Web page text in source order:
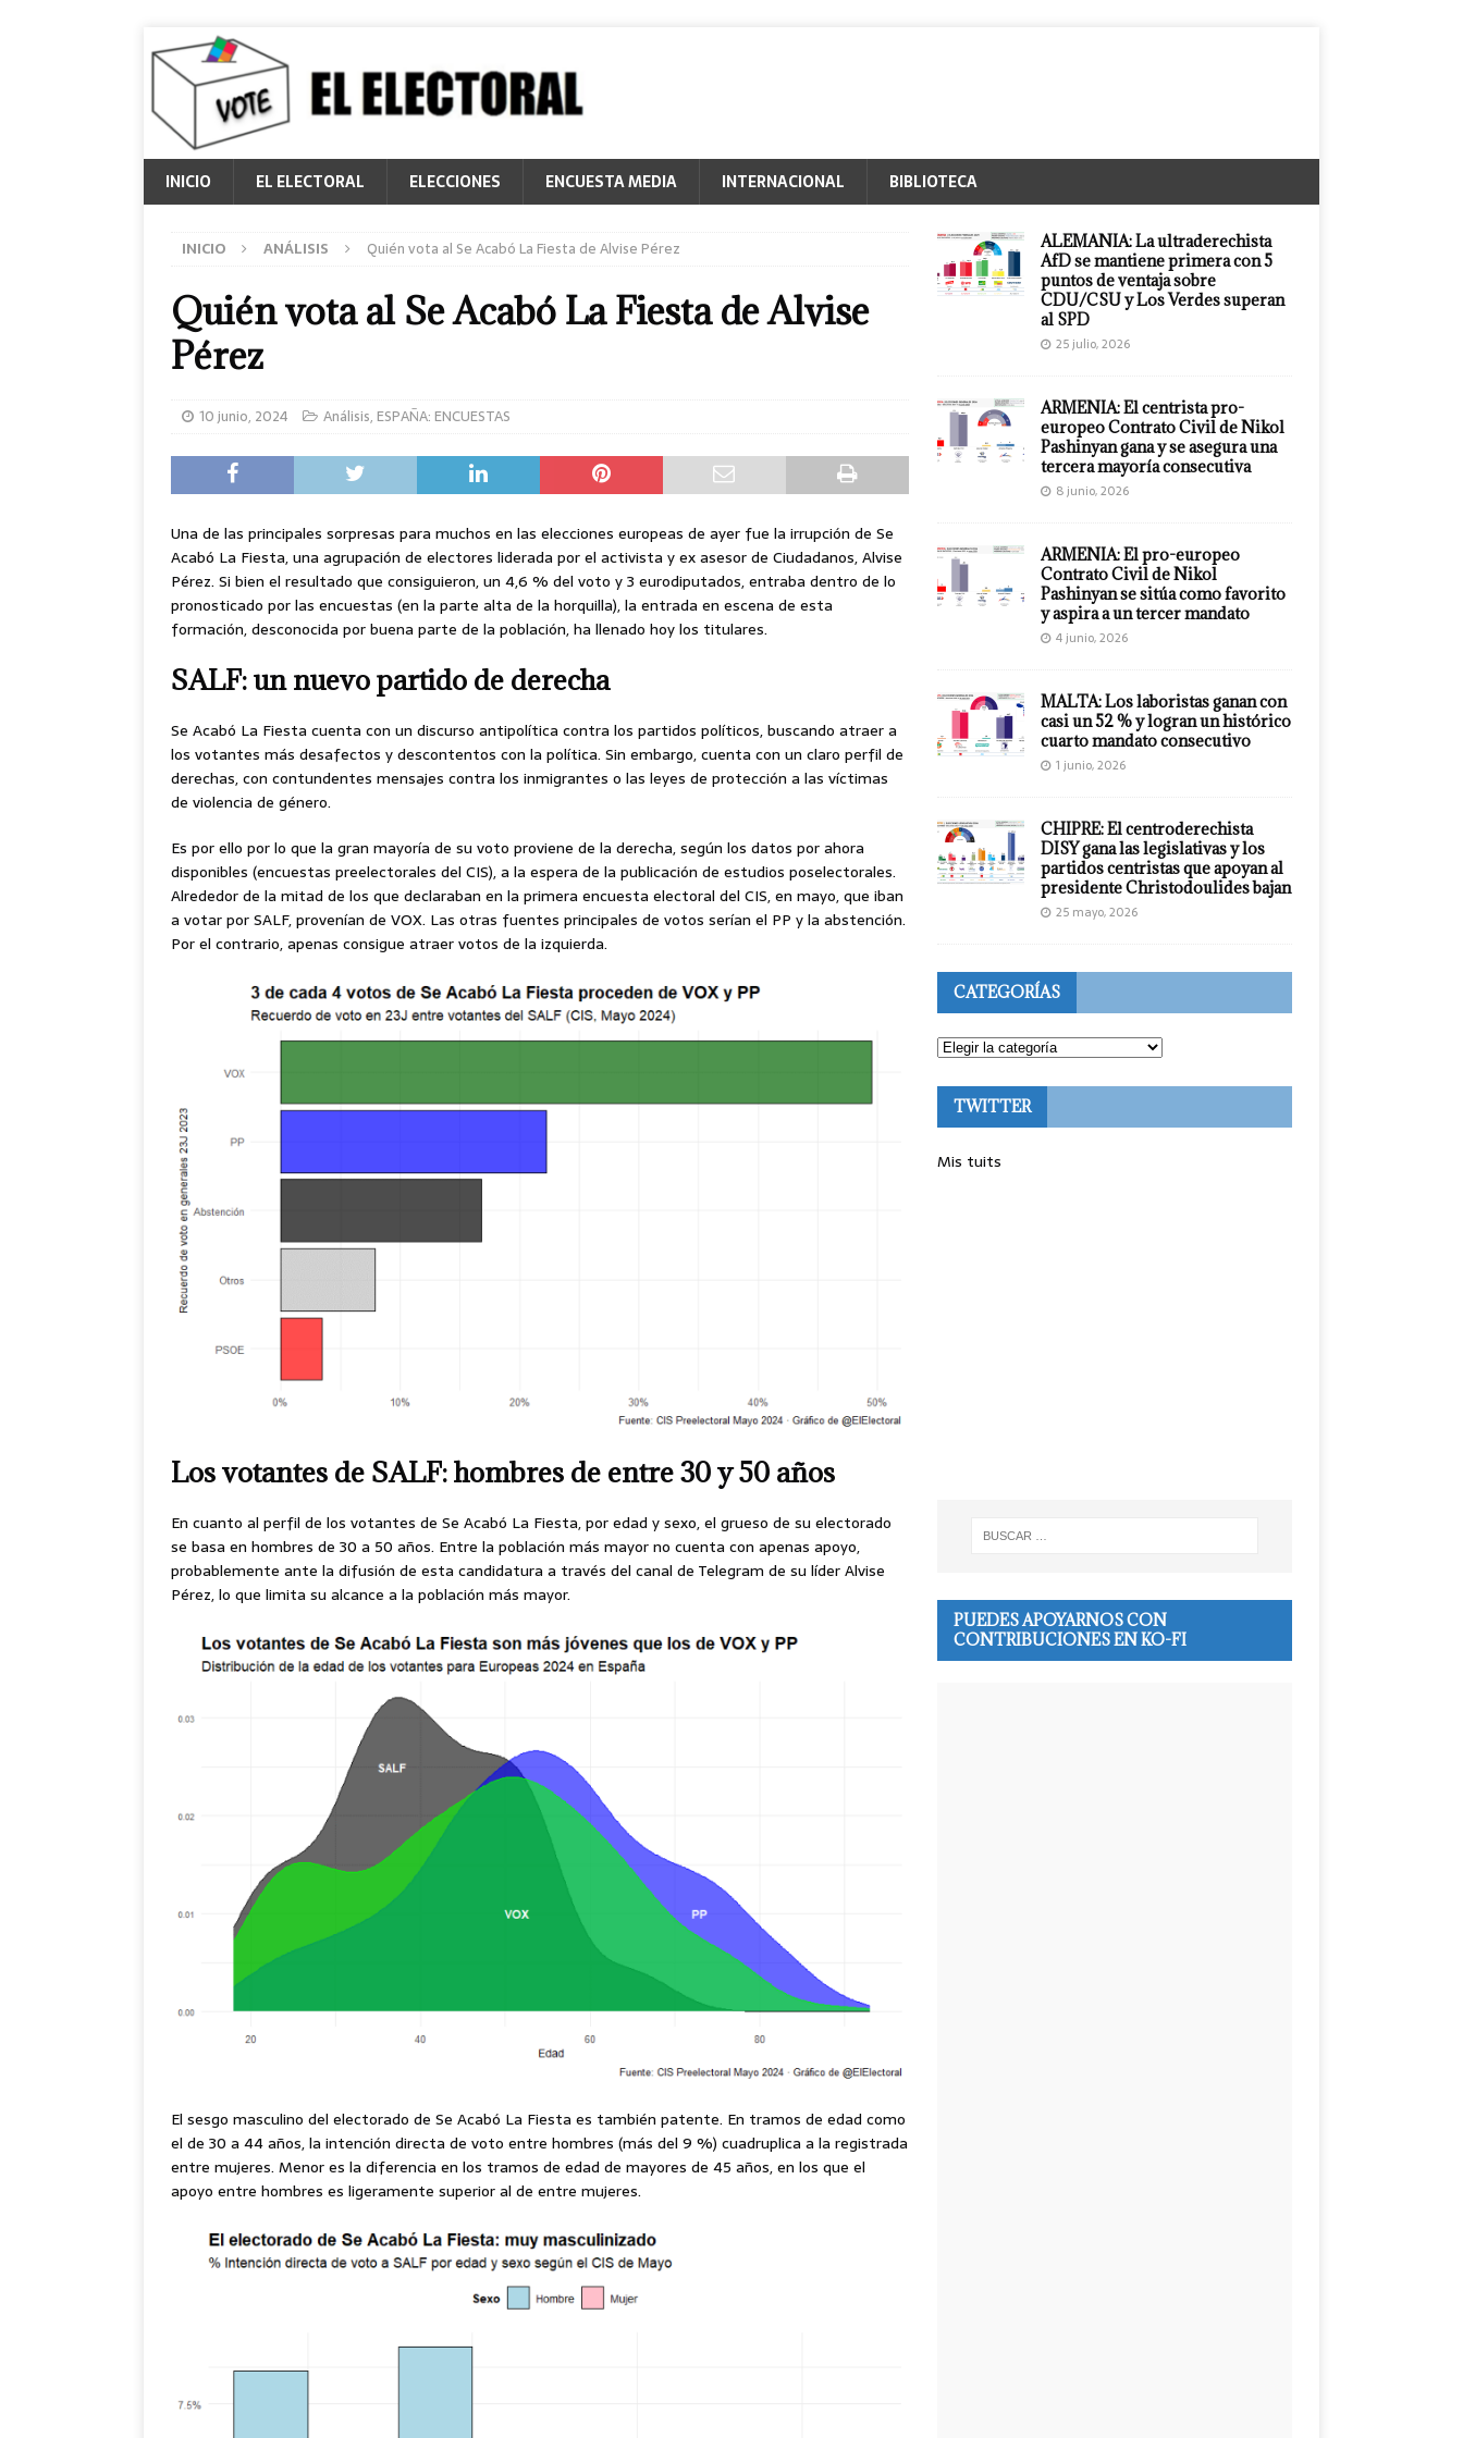
INICIO EL ELECTORAL ELECCIONES ENCUESTA MEDIA INTERNACIONAL BIBLIOTECA
INICIO ANÁLISIS Quién vota al Se Acabó La Fiesta de Alvise Pérez
Quién vota al Se Acabó La Fiesta de Alvise
Pérez
10 junio, 2024 Análisis, ESPAÑA: ENCUESTAS
Una de las principales sorpresas para muchos en las elecciones europeas de ayer fue la irrupción de Se
Acabó La Fiesta, una agrupación de electores liderada por el activista y ex asesor de Ciudadanos, Alvise
Pérez. Si bien el resultado que consiguieron, un 4,6 % del voto y 3 eurodiputados, entraba dentro de lo
pronosticado por las encuestas (en la parte alta de la horquilla), la entrada en escena de esta
formación, desconocida por buena parte de la población, ha llenado hoy los titulares.
SALF: un nuevo partido de derecha
Se Acabó La Fiesta cuenta con un discurso antipolítica contra los partidos políticos, buscando atraer a
los votantes más desafectos y descontentos con la política. Sin embargo, cuenta con un claro perfil de
derechas, con contundentes mensajes contra los inmigrantes o las leyes de protección a las víctimas
de violencia de género.
Es por ello por lo que la gran mayoría de su voto proviene de la derecha, según los datos por ahora
disponibles (encuestas preelectorales del CIS), a la espera de la publicación de estudios poselectorales.
Alrededor de la mitad de los que declaraban en la primera encuesta electoral del CIS, en mayo, que iban
a votar por SALF, provenían de VOX. Las otras fuentes principales de votos serían el PP y la abstención.
Por el contrario, apenas consigue atraer votos de la izquierda.
Los votantes de SALF: hombres de entre 30 y 50 años
En cuanto al perfil de los votantes de Se Acabó La Fiesta, por edad y sexo, el grueso de su electorado
se basa en hombres de 30 a 50 años. Entre la población más mayor no cuenta con apenas apoyo,
probablemente ante la difusión de esta candidatura a través del canal de Telegram de su líder Alvise
Pérez, lo que limita su alcance a la población más mayor.
El sesgo masculino del electorado de Se Acabó La Fiesta es también patente. En tramos de edad como
el de 30 a 44 años, la intención directa de voto entre hombres (más del 9 %) cuadruplica a la registrada
entre mujeres. Menor es la diferencia en los tramos de edad de mayores de 45 años, en los que el
apoyo entre hombres es ligeramente superior al de entre mujeres.
ALEMANIA: La ultraderechista
AfD se mantiene primera con 5
puntos de ventaja sobre
CDU/CSU y Los Verdes superan
al SPD
25 julio, 2026
ARMENIA: El centrista pro-
europeo Contrato Civil de Nikol
Pashinyan gana y se asegura una
tercera mayoría consecutiva
8 junio, 2026
ARMENIA: El pro-europeo
Contrato Civil de Nikol
Pashinyan se sitúa como favorito
y aspira a un tercer mandato
4 junio, 2026
MALTA: Los laboristas ganan con
casi un 52 % y logran un histórico
cuarto mandato consecutivo
1 junio, 2026
CHIPRE: El centroderechista
DISY gana las legislativas y los
partidos centristas que apoyan al
presidente Christodoulides bajan
25 mayo, 2026
CATEGORÍAS
TWITTER
Mis tuits
PUEDES APOYARNOS CON
CONTRIBUCIONES EN KO-FI